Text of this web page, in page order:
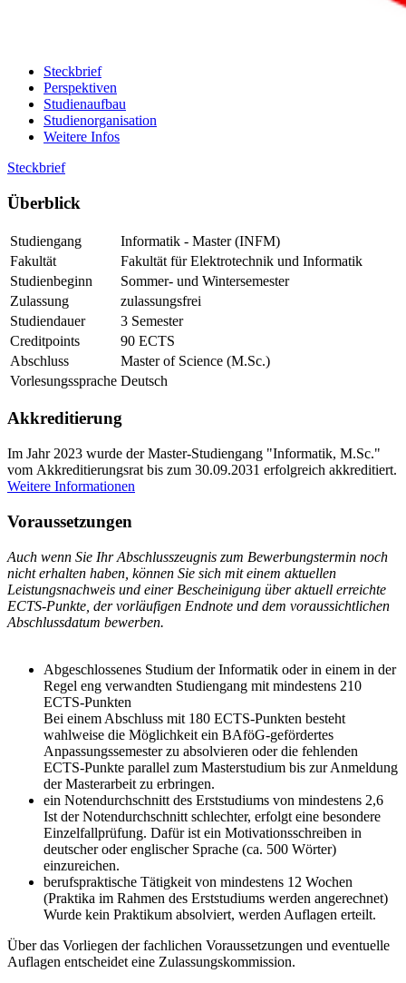
Steckbrief
Perspektiven
Studienaufbau
Studienorganisation
Weitere Infos
Steckbrief
Über­blick
Studiengang
Informatik - Master (INFM)
Fakultät
Fakultät für Elektrotechnik und Informatik
Studienbeginn
Sommer- und Wintersemester
Zulassung
zulassungsfrei
Studiendauer
3 Semester
Creditpoints
90 ECTS
Abschluss
Master of Science (M.Sc.)
Vorlesungssprache Deutsch
Ak­kre­di­tie­rung
Im Jahr 2023 wurde der Master-Studiengang "Informatik, M.Sc."
vom Akkreditierungsrat bis zum 30.09.2031 erfolgreich akkreditiert.
Weitere Informationen
Vor­aus­set­zun­gen
Auch wenn Sie Ihr Abschlusszeugnis zum Bewerbungstermin noch
nicht erhalten haben, können Sie sich mit einem aktuellen
Leistungsnachweis und einer Bescheinigung über aktuell erreichte
ECTS-Punkte, der vorläufigen Endnote und dem voraussichtlichen
Abschlussdatum bewerben.
Abgeschlossenes Studium der Informatik oder in einem in der
Regel eng verwandten Studiengang mit mindestens 210
ECTS-Punkten
Bei einem Abschluss mit 180 ECTS-Punkten besteht
wahlweise die Möglichkeit ein BAföG-gefördertes
Anpassungssemester zu absolvieren oder die fehlenden
ECTS-Punkte parallel zum Masterstudium bis zur Anmeldung
der Masterarbeit zu erbringen.
ein Notendurchschnitt des Erststudiums von mindestens 2,6
Ist der Notendurchschnitt schlechter, erfolgt eine besondere
Einzelfallprüfung. Dafür ist ein Motivationsschreiben in
deutscher oder englischer Sprache (ca. 500 Wörter)
einzureichen.
berufspraktische Tätigkeit von mindestens 12 Wochen
(Praktika im Rahmen des Erststudiums werden angerechnet)
Wurde kein Praktikum absolviert, werden Auflagen erteilt.
Über das Vorliegen der fachlichen Voraussetzungen und eventuelle
Auflagen entscheidet eine Zulassungskommission.